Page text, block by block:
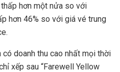
hơn một nửa so với
hơn 46% so với giá vé trung
doanh thu cao nhất mọi thời
xếp sau “Farewell Yellow